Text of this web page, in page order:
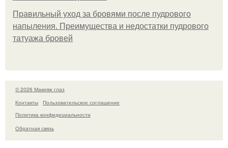
Правильный уход за бровями после пудрового
напыления. Преимущества и недостатки пудрового
татуажа бровей
© 2026 Макияж глаз
Контакты
Пользовательское соглашение
Политика конфидециальности
Обратная связь